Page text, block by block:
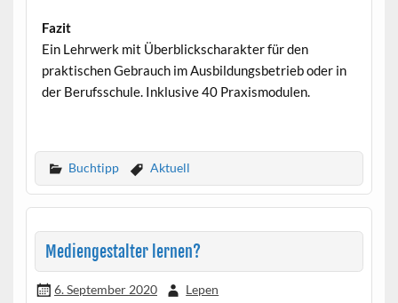
Fazit
Ein Lehrwerk mit Überblickscharakter für den
praktischen Gebrauch im Ausbildungsbetrieb oder in
der Berufsschule. Inklusive 40 Praxismodulen.
Buchtipp Aktuell
Mediengestalter lernen?
6. September 2020 Lepen